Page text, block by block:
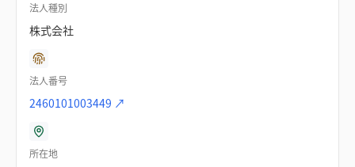
法人種別
株式会社
法人番号
2460101003449 ↗
所在地